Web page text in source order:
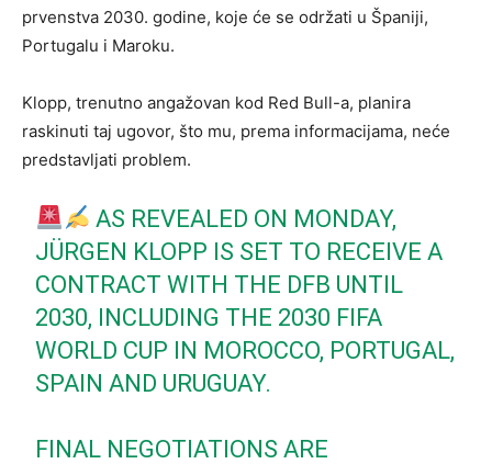
prvenstva 2030. godine, koje će se održati u Španiji,
Portugalu i Maroku.
Klopp, trenutno angažovan kod Red Bull-a, planira
raskinuti taj ugovor, što mu, prema informacijama, neće
predstavljati problem.
AS REVEALED ON MONDAY,
JÜRGEN KLOPP IS SET TO RECEIVE A
CONTRACT WITH THE DFB UNTIL
2030, INCLUDING THE 2030 FIFA
WORLD CUP IN MOROCCO, PORTUGAL,
SPAIN AND URUGUAY.
FINAL NEGOTIATIONS ARE